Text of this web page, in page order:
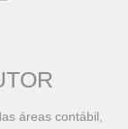
áreas contábil,